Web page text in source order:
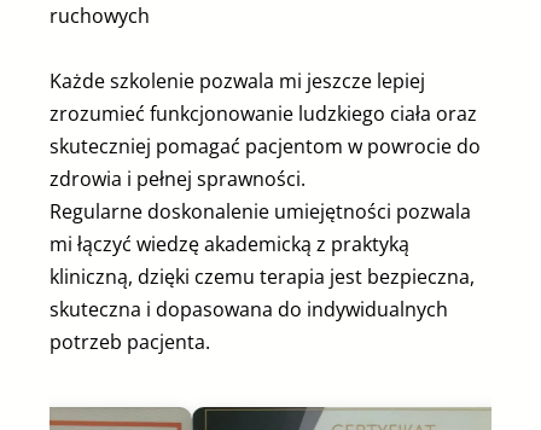
ruchowych
Każde szkolenie pozwala mi jeszcze lepiej
zrozumieć funkcjonowanie ludzkiego ciała oraz
skuteczniej pomagać pacjentom w powrocie do
zdrowia i pełnej sprawności.
Regularne doskonalenie umiejętności pozwala
mi łączyć wiedzę akademicką z praktyką
kliniczną, dzięki czemu terapia jest bezpieczna,
skuteczna i dopasowana do indywidualnych
potrzeb pacjenta.